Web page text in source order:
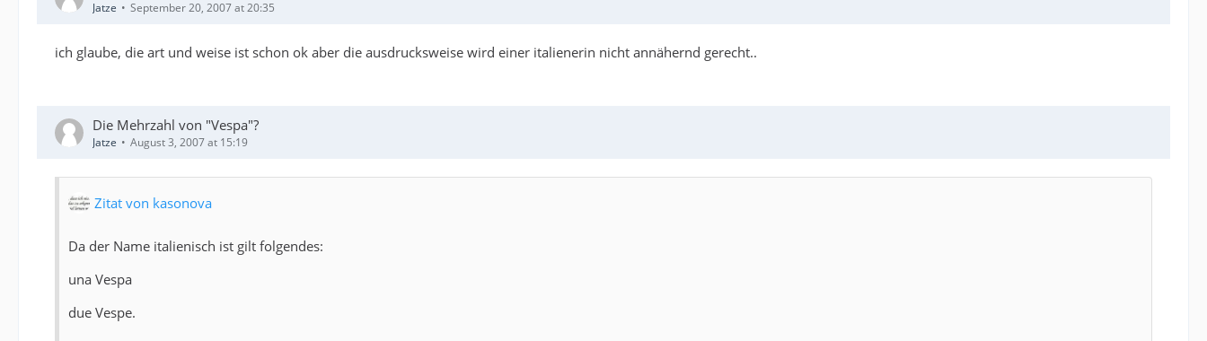
Jatze September 20, 2007 at 20:35
ich glaube, die art und weise ist schon ok aber die ausdrucksweise wird einer italienerin nicht annähernd gerecht..
Die Mehrzahl von "Vespa"?
Jatze August 3, 2007 at 15:19
Zitat von kasonova
Da der Name italienisch ist gilt folgendes:
una Vespa
due Vespe.